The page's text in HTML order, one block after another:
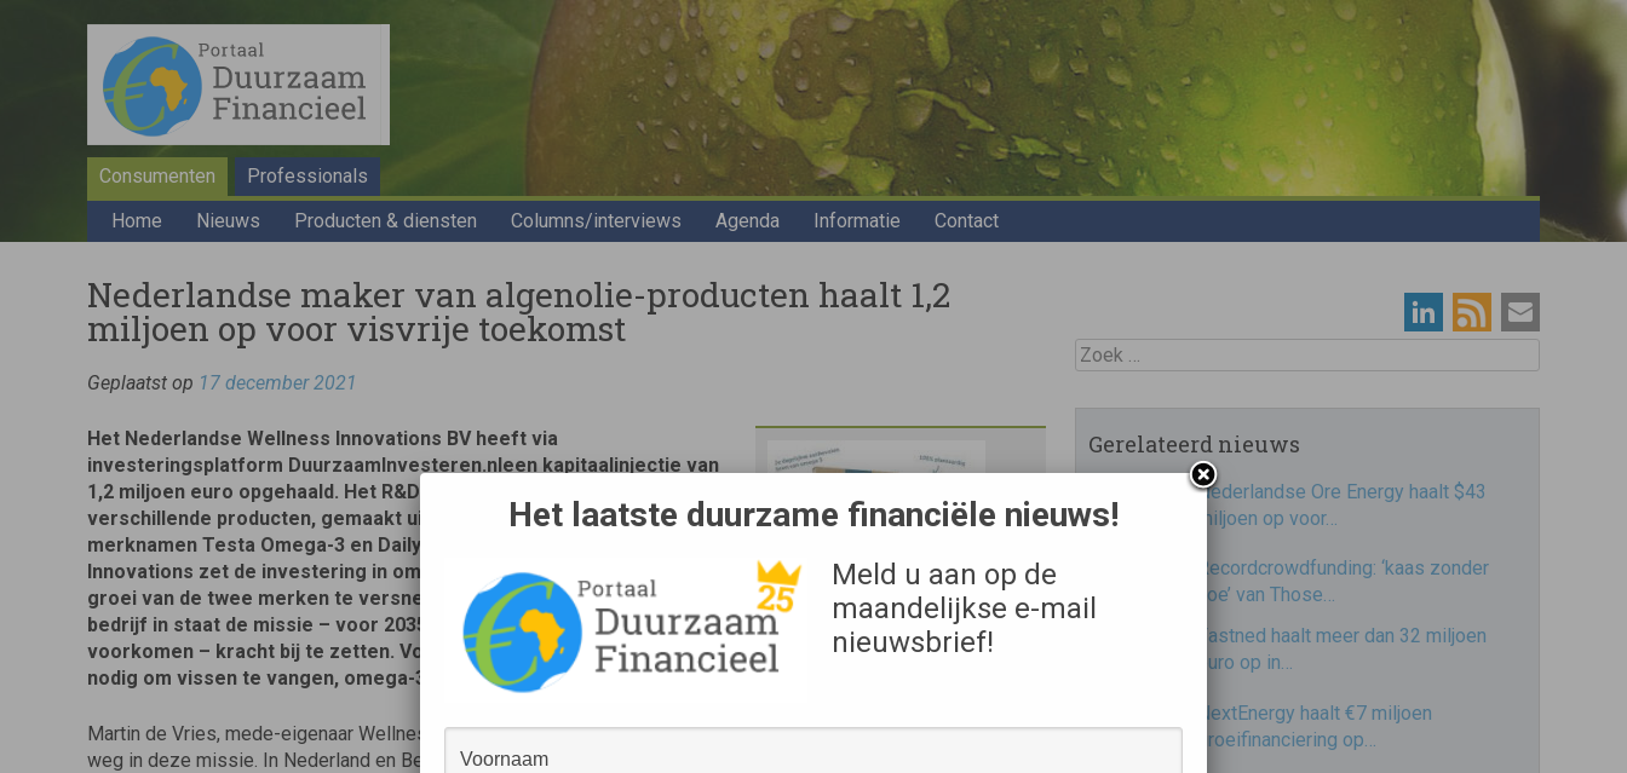
Consumenten
Professionals
Home
Nieuws Producten & diensten Columns/interviews Agenda Informatie Contact
Nederlandse maker van algenolie-producten haalt 1,2
miljoen op voor visvrije toekomst
Geplaatst op 17 december 2021
Partner
Het Nederlandse Wellness Innovations BV heeft via
investeringsplatform DuurzaamInvesteren.nleen kapitaalinjectie van
1,2 miljoen euro opgehaald. Het R&D-bedrijf uit Almere brengt
verschillende producten, gemaakt uit algenolie, op de markt onder de
merknamen Testa Omega-3 en Daily Supplements. Wellness
Innovations zet de investering in om het portfolio te verbreden en de
groei van de twee merken te versnellen. Op deze manier is het
bedrijf in staat de missie – voor 2035 alle onnodige visvangst
voorkomen – kracht bij te zetten. Voor omega-3 is het namelijk niet
nodig om vissen te vangen, omega-3 komt immers uit algen.
Martin de Vries, mede-eigenaar Wellness Innovations: “We zijn al goed op
weg in deze missie. In Nederland en België zijn wemarktleider en in
Zoek
Gerelateerd nieuws
Nederlandse Ore Energy haalt $43
miljoen op voor…
Recordcrowdfunding: ‘kaas zonder
koe’ van Those…
Fastned haalt meer dan 32 miljoen
euro op in…
NextEnergy haalt €7 miljoen
groeifinanciering op…
Het laatste duurzame financiële nieuws!
Meld u aan op de
maandelijkse e-mail
nieuwsbrief!